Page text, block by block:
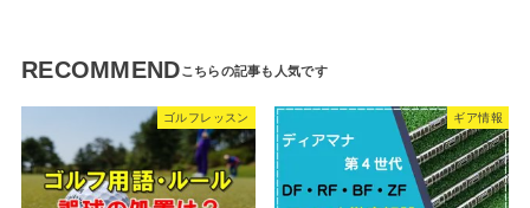
RECOMMEND
ゴルフレッスン ギア情報